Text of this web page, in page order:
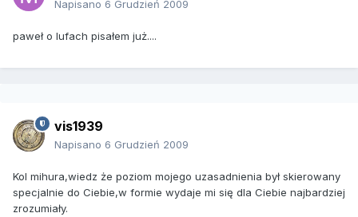
Napisano 6 Grudzień 2009
paweł o lufach pisałem już....
vis1939
Napisano 6 Grudzień 2009
Kol mihura,wiedz że poziom mojego uzasadnienia był skierowany
specjalnie do Ciebie,w formie wydaje mi się dla Ciebie najbardziej
zrozumiały.